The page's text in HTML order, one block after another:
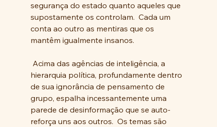
segurança do estado quanto aqueles que
supostamente os controlam.  Cada um
conta ao outro as mentiras que os
mantêm igualmente insanos.
hierarquia política, profundamente dentro
de sua ignorância de pensamento de
grupo, espalha incessantemente uma
parede de desinformação que se auto-
reforça uns aos outros.  Os temas são